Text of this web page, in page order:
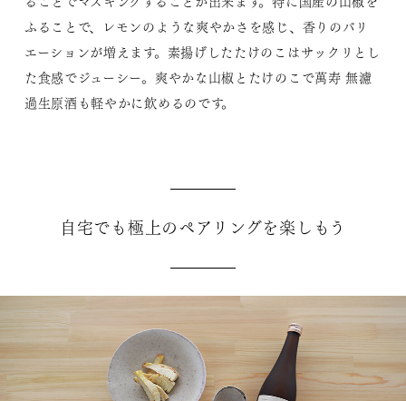
ふることで、レモンのような爽やかさを感じ、香りのバリ
エーションが増えます。素揚げしたたけのこはサックリとし
た食感でジューシー。爽やかな山椒とたけのこで萬寿 無濾
過生原酒も軽やかに飲めるのです。
自宅でも極上のペアリングを楽しもう